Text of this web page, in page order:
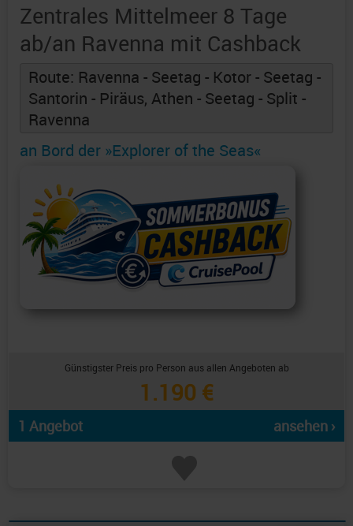
Zentrales Mittelmeer 8 Tage
ab/an Ravenna mit Cashback
Route: Ravenna - Seetag - Kotor - Seetag -
Santorin - Piräus, Athen - Seetag - Split -
Ravenna
an Bord der »Explorer of the Seas«
Günstigster Preis pro Person aus allen Angeboten ab
1.190 €
1 Angebot ansehen ›